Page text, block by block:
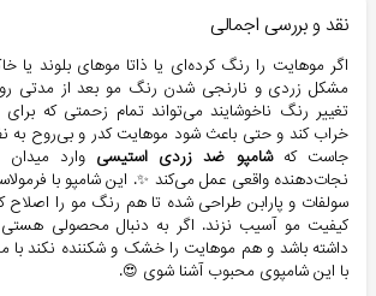
نقد و بررسی اجمالی
اگر موهایت را رنگ کرده‌ای یا ذاتا موهای بلوند یا
مشکل زردی و نارنجی شدن رنگ مو بعد از مدتی
تغییر رنگ ناخوشایند می‌تواند تمام زحمتی که
خراب کند و حتی باعث شود موهایت کدر و بی‌روح به
جاست کهشامپو ضد زردی استیسی وارد
نجات‌دهنده واقعی عمل می‌کند ✨. این شامپو با
سولفات و پارابن طراحی شده تا هم رنگ مو را
کیفیت مو آسیب نزند. اگر به دنبال محصولی هستی
داشته باشد و هم موهایت را خشک و شکننده نکند با
با این شامپوی محبوب آشنا شوی 😍.